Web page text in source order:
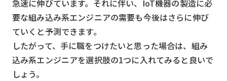
急速に伸びています。それに伴い、IoT機器の製造に必
要な組み込み系エンジニアの需要も今後はさらに伸び
ていくと予測できます。
したがって、手に職をつけたいと思った場合は、組み
込み系エンジニアを選択肢の1つに入れてみると良いで
しょう。